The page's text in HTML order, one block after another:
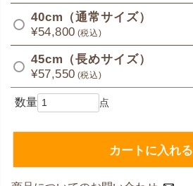
40cm（通常サイズ）
¥54,800 税込
45cm（長めサイズ）
¥57,550 税込
カートに入れる